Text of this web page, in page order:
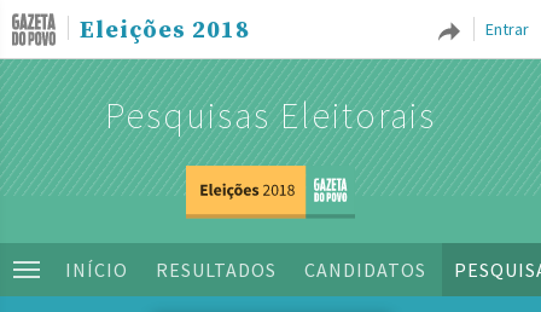
Entrar
Eleições 2018
Pesquisas Eleitorais
INÍCIO RESULTADOS CANDIDATOS